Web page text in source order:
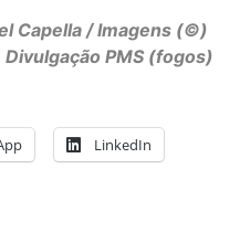
Capella / Imagens (©)
PMS (fogos)
LinkedIn